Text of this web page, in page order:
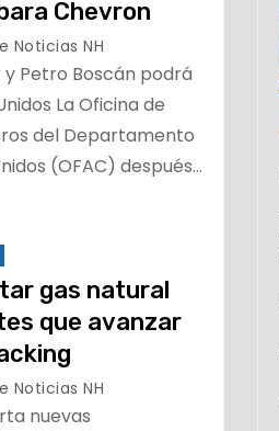
Chevron
Noticias NH
Petro Boscán podrá
La Oficina de
del Departamento
(OFAC) después…
gas natural
que avanzar
Noticias NH
nuevas